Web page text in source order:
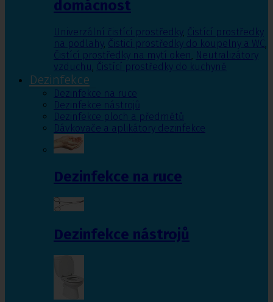
domácnost
Univerzální čistící prostředky, Čistící prostředky
na podlahy, Čisticí prostředky do koupelny a WC,
Čistící prostředky na mytí oken, Neutralizátory
vzduchu, Čistící prostředky do kuchyně
Dezinfekce
Dezinfekce na ruce
Dezinfekce nástrojů
Dezinfekce ploch a předmětů
Dávkovače a aplikátory dezinfekce
Dezinfekce na ruce
Dezinfekce nástrojů